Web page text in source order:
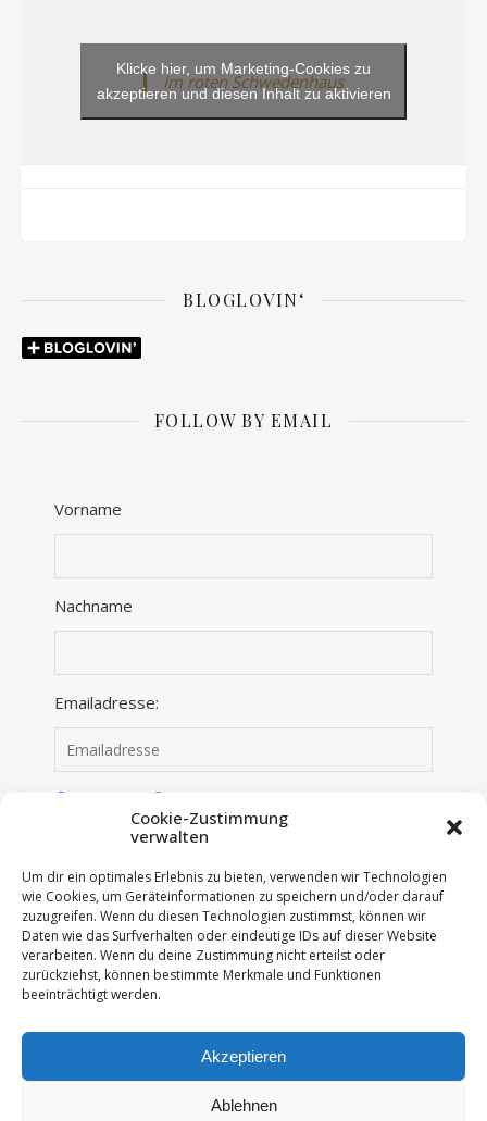
Cookie-Zustimmung
verwalten
Um dir ein optimales Erlebnis zu bieten, verwenden wir Technologien
wie Cookies, um Geräteinformationen zu speichern und/oder darauf
zuzugreifen. Wenn du diesen Technologien zustimmst, können wir
Daten wie das Surfverhalten oder eindeutige IDs auf dieser Website
verarbeiten. Wenn du deine Zustimmung nicht erteilst oder
zurückziehst, können bestimmte Merkmale und Funktionen
beeinträchtigt werden.
Akzeptieren
Ablehnen
Im roten Schwedenhaus
Klicke hier, um Marketing-Cookies zu
akzeptieren und diesen Inhalt zu aktivieren
BLOGLOVIN‘
FOLLOW BY EMAIL
Vorname
Nachname
Emailadresse:
stimme dieser zu.
© 2018 - 2026 All Rights Reserved - Im roten Schwedenhaus